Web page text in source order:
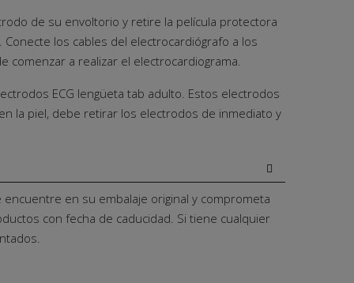
de su envoltorio y retire la película protectora
los cables del electrocardiógrafo a los
a realizar el electrocardiograma.
ECG lengüeta tab adulto. Estos electrodos
la piel, debe retirar los electrodos de inmediato y
en su embalaje original y comprometa
con fecha de caducidad. Si tiene cualquier